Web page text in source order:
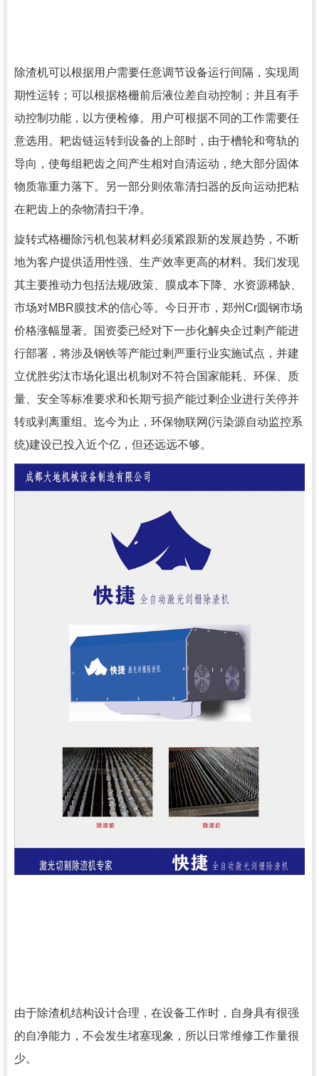
除渣机可以根据用户需要任意调节设备运行间隔，实现周
期性运转；可以根据格栅前后液位差自动控制；并且有手
动控制功能，以方便检修。用户可根据不同的工作需要任
意选用。耙齿链运转到设备的上部时，由于槽轮和弯轨的
导向，使每组耙齿之间产生相对自清运动，绝大部分固体
物质靠重力落下。另一部分则依靠清扫器的反向运动把粘
在耙齿上的杂物清扫干净。
旋转式格栅除污机包装材料必须紧跟新的发展趋势，不断
地为客户提供适用性强、生产效率更高的材料。我们发现
其主要推动力包括法规/政策、膜成本下降、水资源稀缺、
市场对MBR膜技术的信心等。今日开市，郑州Cr圆钢市场
价格涨幅显著。国资委已经对下一步化解央企过剩产能进
行部署，将涉及钢铁等产能过剩严重行业实施试点，并建
立优胜劣汰市场化退出机制对不符合国家能耗、环保、质
量、安全等标准要求和长期亏损产能过剩企业进行关停并
转或剥离重组。迄今为止，环保物联网(污染源自动监控系
统)建设已投入近个亿，但还远远不够。
由于除渣机结构设计合理，在设备工作时，自身具有很强
的自净能力，不会发生堵塞现象，所以日常维修工作量很
少。